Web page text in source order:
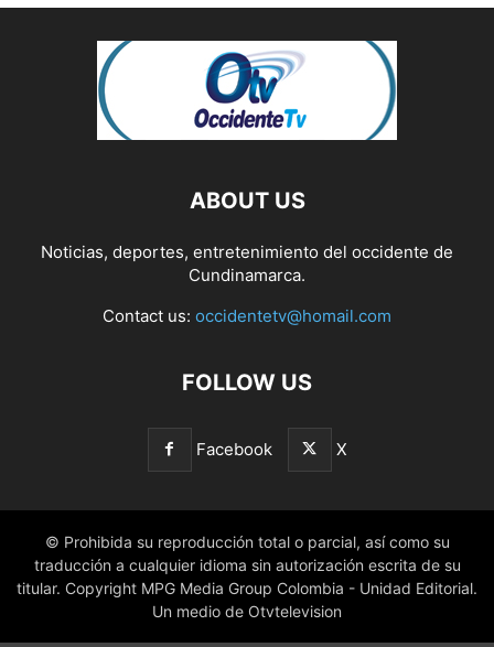
ABOUT US
Noticias, deportes, entretenimiento del occidente de
Cundinamarca.
Contact us: occidentetv@homail.com
FOLLOW US
Facebook X
© Prohibida su reproducción total o parcial, así como su
traducción a cualquier idioma sin autorización escrita de su
titular. Copyright MPG Media Group Colombia - Unidad Editorial.
Un medio de Otvtelevision